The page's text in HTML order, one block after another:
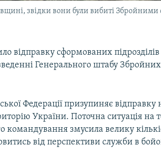
звідки вони були вибиті
відправку сформованих
Генерального штабу
Федерації призупиняє
України. Поточна ситуація на
командування змусила велику
від перспективи служби в